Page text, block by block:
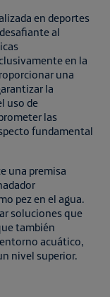
en deportes
al
en la
una
la
uso de
las
fundamental
una premisa
pez en el agua.
soluciones que
también
acuático,
nivel superior.